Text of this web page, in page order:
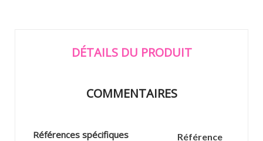
DÉTAILS DU PRODUIT
COMMENTAIRES
Référence
Références spécifiques